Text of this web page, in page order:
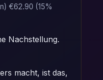
€62.90 (15%
Nachstellung.
macht, ist das,